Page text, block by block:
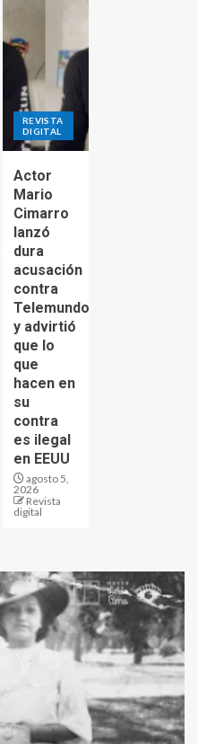
REVISTA
DIGITAL
Actor
Mario
Cimarro
lanzó
dura
acusación
contra
Telemundo
y advirtió
que lo
que
hacen en
su
contra
es ilegal
en EEUU
agosto 5,
2026
Revista
digital